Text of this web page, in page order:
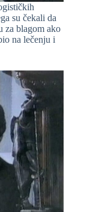
su čekali da
za blagom ako
na lečenju i